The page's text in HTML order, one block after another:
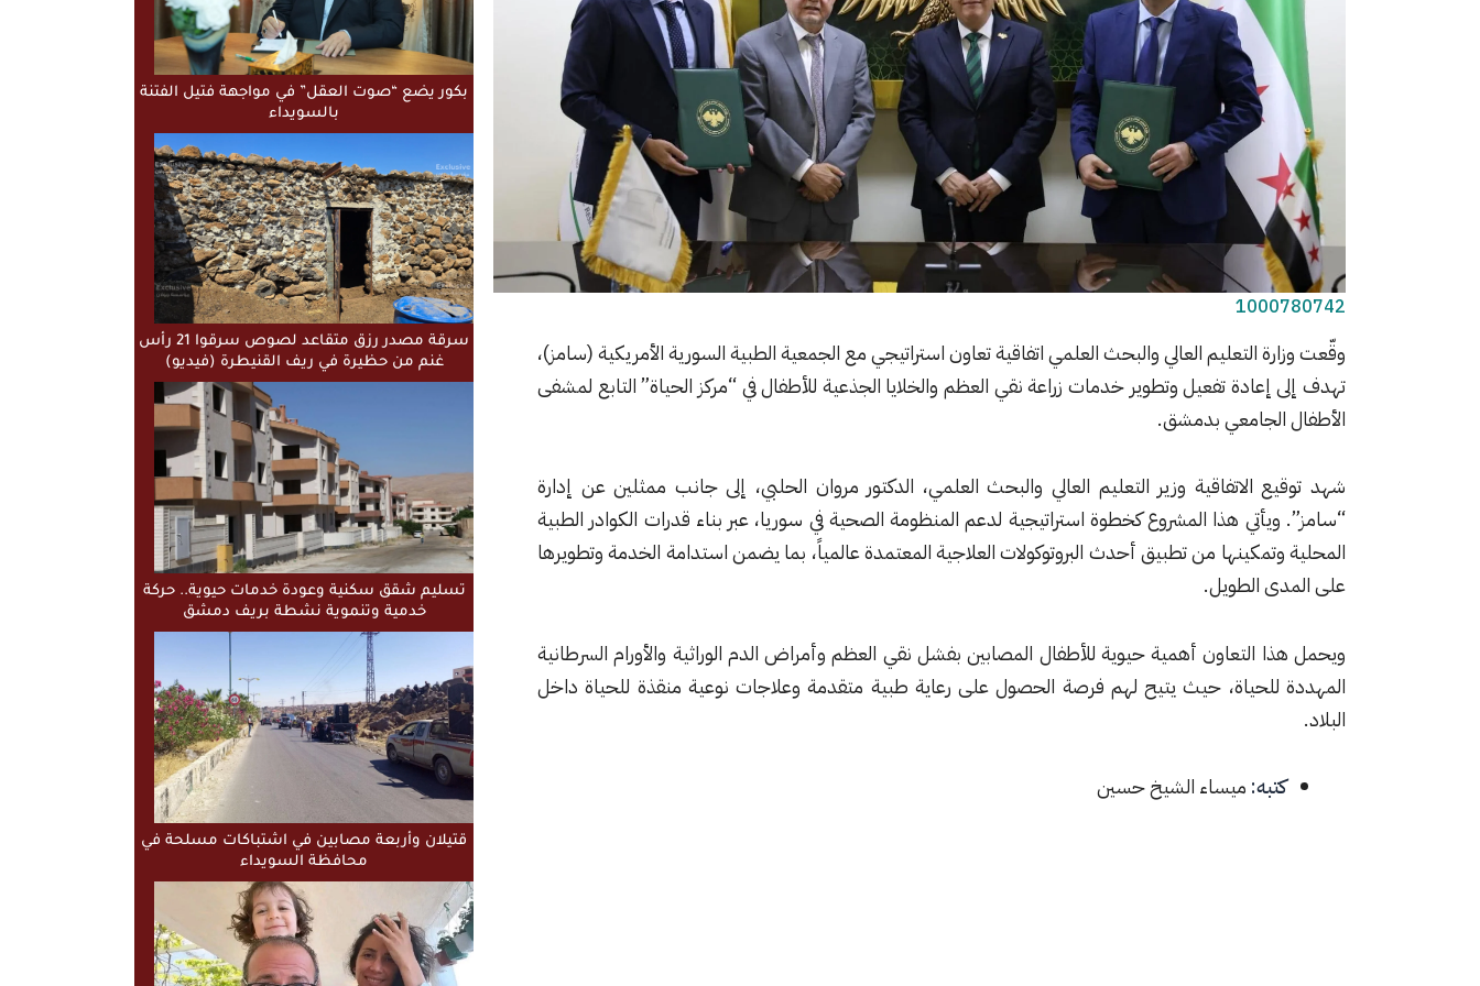
1000780742
​وقّعت وزارة التعليم العالي والبحث العلمي اتفاقية تعاون استراتيجي مع الجمعية الطبية السورية الأمريكية (سامز)،
تهدف إلى إعادة تفعيل وتطوير خدمات زراعة نقي العظم والخلايا الجذعية للأطفال في “مركز الحياة” التابع لمشفى
الأطفال الجامعي بدمشق.
​شهد توقيع الاتفاقية وزير التعليم العالي والبحث العلمي، الدكتور مروان الحلبي، إلى جانب ممثلين عن إدارة
“سامز”. ويأتي هذا المشروع كخطوة استراتيجية لدعم المنظومة الصحية في سوريا، عبر بناء قدرات الكوادر الطبية
المحلية وتمكينها من تطبيق أحدث البروتوكولات العلاجية المعتمدة عالمياً، بما يضمن استدامة الخدمة وتطويرها
على المدى الطويل.
​ويحمل هذا التعاون أهمية حيوية للأطفال المصابين بفشل نقي العظم وأمراض الدم الوراثية والأورام السرطانية
المهددة للحياة، حيث يتيح لهم فرصة الحصول على رعاية طبية متقدمة وعلاجات نوعية منقذة للحياة داخل
البلاد.
كتبه: ميساء الشيخ حسين
بكور يضع “صوت العقل” في مواجهة فتيل الفتنة
بالسويداء
سرقة مصدر رزق متقاعد لصوص سرقوا 21 رأس
غنم من حظيرة في ريف القنيطرة (فيديو)
تسليم شقق سكنية وعودة خدمات حيوية.. حركة
خدمية وتنموية نشطة بريف دمشق
قتيلان وأربعة مصابين في اشتباكات مسلحة في
محافظة السويداء